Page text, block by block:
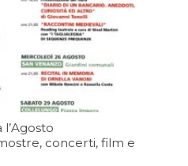
concerti, film e